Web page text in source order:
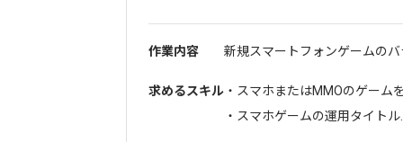
作業内容 新規スマートフォンゲームの
求めるスキル ・スマホまたはMMOのゲーム
・スマホゲームの運用タイトル